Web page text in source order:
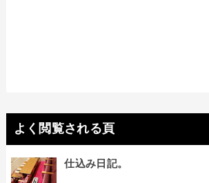
よく閲覧される頁
仕込み日記。